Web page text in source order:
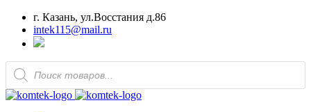
г. Казань, ул.Восстания д.86
intek115@mail.ru
Поиск
товаров